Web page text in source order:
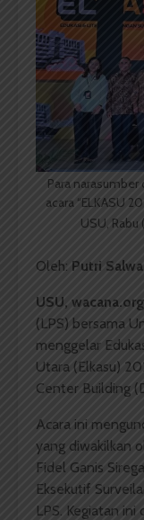
Para
acara “ELKASU
USU, Rabu
Oleh: Putri
USU, wacana.org
(LPS) bersama
menggelar
Utara (Elkasu)
Center Building
Acara ini
yang diwakilkan
Fidel Ganis
Eksekutif
LPS. Kegiatan ini